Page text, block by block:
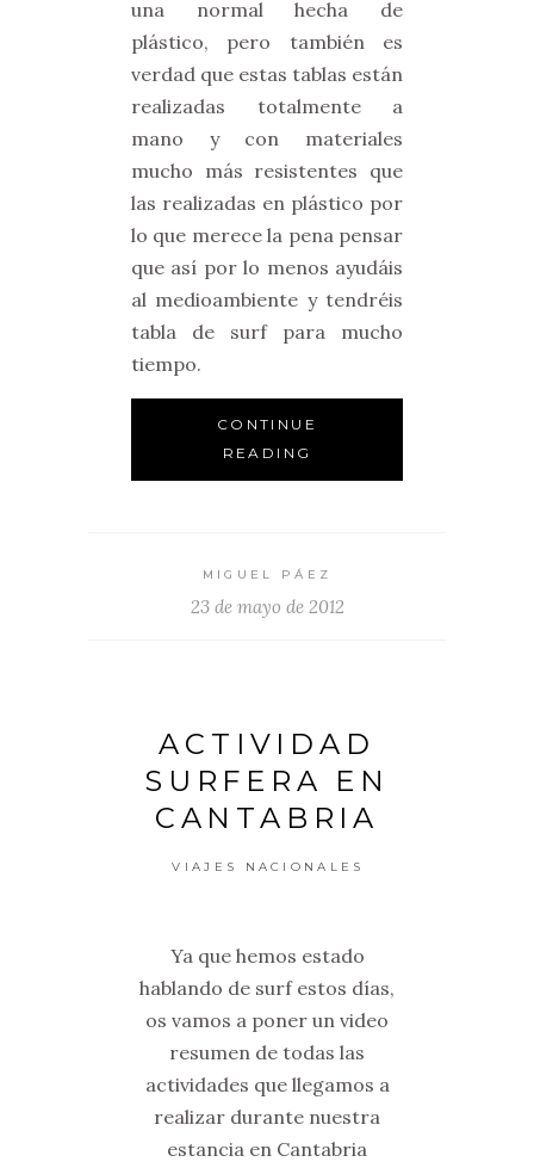
una normal hecha de
plástico, pero también es
verdad que estas tablas están
realizadas totalmente a
mano y con materiales
mucho más resistentes que
las realizadas en plástico por
lo que merece la pena pensar
que así por lo menos ayudáis
al medioambiente y tendréis
tabla de surf para mucho
tiempo.
CONTINUE
READING
MIGUEL PÁEZ
23 de mayo de 2012
ACTIVIDAD
SURFERA EN
CANTABRIA
VIAJES NACIONALES
Ya que hemos estado
hablando de surf estos días,
os vamos a poner un video
resumen de todas las
actividades que llegamos a
realizar durante nuestra
estancia en Cantabria